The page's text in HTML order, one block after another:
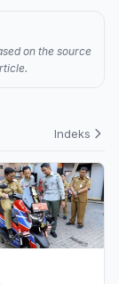
on the source
Indeks